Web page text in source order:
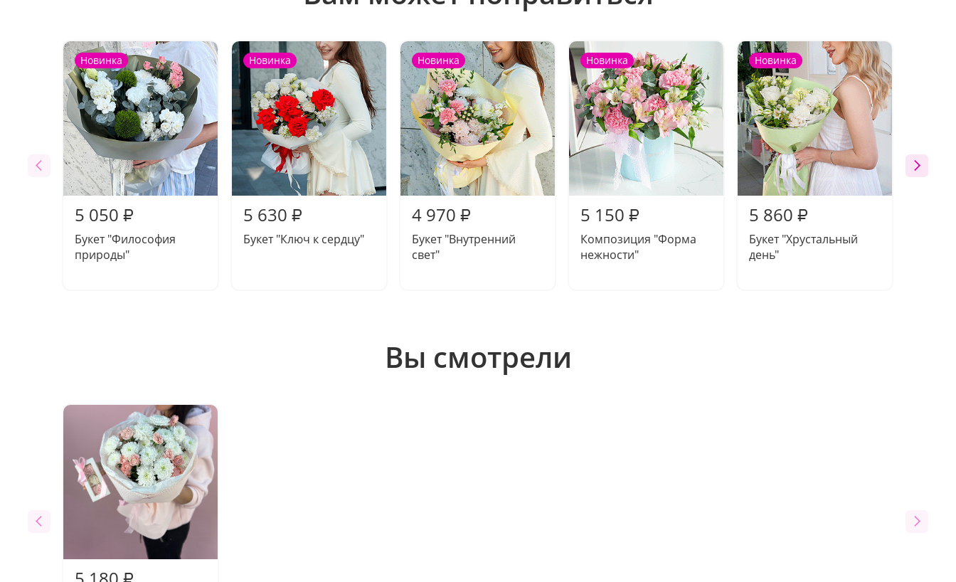
Новинка
5 050 ₽
Букет "Философия
природы"
Новинка
5 630 ₽
Букет "Ключ к сердцу"
Новинка
4 970 ₽
Букет "Внутренний
свет"
Новинка
5 150 ₽
Композиция "Форма
нежности"
Новинка
5 860 ₽
Букет "Хрустальный
день"
Вы смотрели